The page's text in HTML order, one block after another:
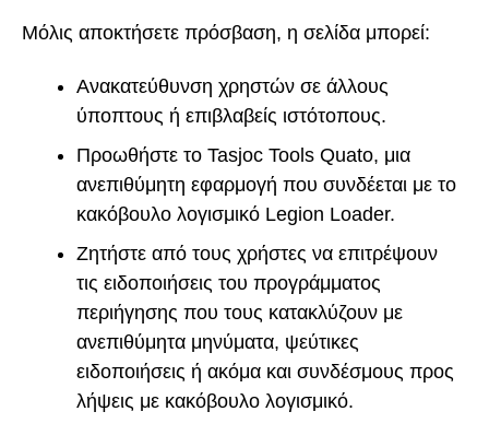
Μόλις αποκτήσετε πρόσβαση, η σελίδα μπορεί:
Ανακατεύθυνση χρηστών σε άλλους
ύποπτους ή επιβλαβείς ιστότοπους.
Προωθήστε το Tasjoc Tools Quato, μια
ανεπιθύμητη εφαρμογή που συνδέεται με το
κακόβουλο λογισμικό Legion Loader.
Ζητήστε από τους χρήστες να επιτρέψουν
τις ειδοποιήσεις του προγράμματος
περιήγησης που τους κατακλύζουν με
ανεπιθύμητα μηνύματα, ψεύτικες
ειδοποιήσεις ή ακόμα και συνδέσμους προς
λήψεις με κακόβουλο λογισμικό.